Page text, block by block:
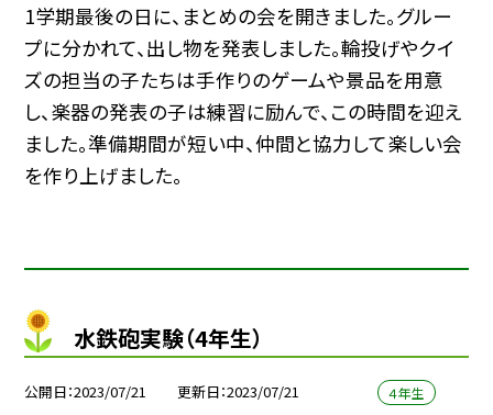
1学期最後の日に、まとめの会を開きました。グルー
プに分かれて、出し物を発表しました。輪投げやクイ
ズの担当の子たちは手作りのゲームや景品を用意
し、楽器の発表の子は練習に励んで、この時間を迎え
ました。準備期間が短い中、仲間と協力して楽しい会
を作り上げました。
水鉄砲実験（4年生）
公開日 2023/07/21 更新日 2023/07/21 ４年生